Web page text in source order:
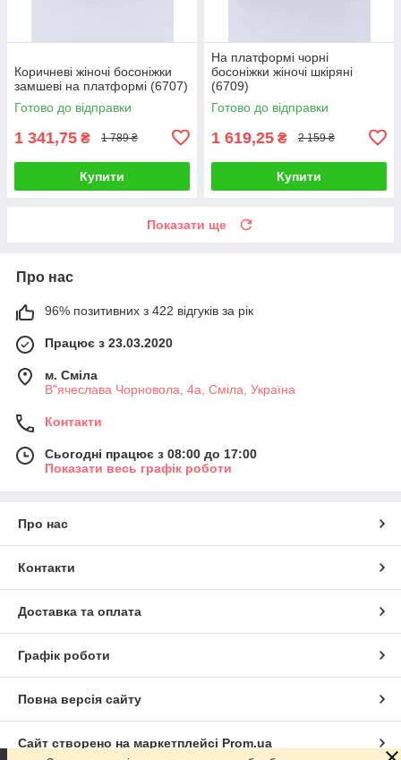
Коричневі жіночі босоніжки
замшеві на платформі (6707)
Готово до відправки
1 341,75 ₴ 1 789 ₴
Купити
На платформі чорні
босоніжки жіночі шкіряні
(6709)
Готово до відправки
1 619,25 ₴ 2 159 ₴
Купити
Показати ще
Про нас
96% позитивних з 422 відгуків за рік
Працює з 23.03.2020
м. Сміла
В"ячеслава Чорновола, 4а, Сміла, Україна
Контакти
Сьогодні працює з 08:00 до 17:00
Показати весь графік роботи
Про нас
Контакти
Доставка та оплата
Графік роботи
Повна версія сайту
Сайт створено на маркетплейсі Prom.ua